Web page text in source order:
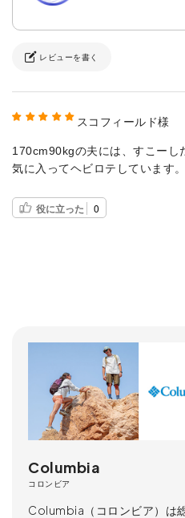
レビューを書く
スコフィールド様
170cm90kgの夫には、すこーし
気に入ってヘビロテしています。
役に立った 0
Columbia
コロンビア
Columbia（コロンビア）は